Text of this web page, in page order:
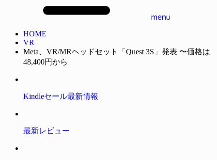
menu
HOME
VR
Meta、VR/MRヘッドセット「Quest 3S」発表 〜価格は
48,400円から
Kindleセール最新情報
最新レビュー